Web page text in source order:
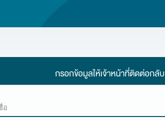
กรอกข้อมูลให้เจ้าหน้าที่ติดต่อกลับ